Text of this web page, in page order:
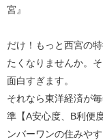
宮』
だけ！もっと西宮の
たくなりませんか。
面白すぎます。
それなら東洋経済が
準【A安心度、B利便
ンバーワンの住みや